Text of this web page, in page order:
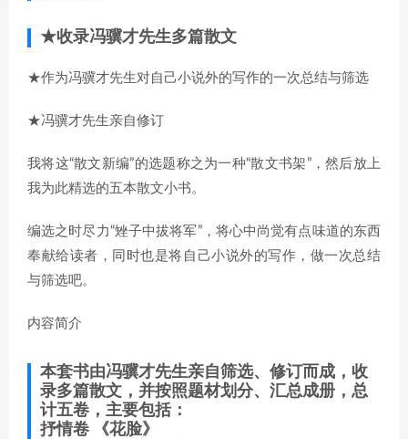
★收录冯骥才先生多篇散文
★作为冯骥才先生对自己小说外的写作的一次总结与筛选
★冯骥才先生亲自修订
我将这“散文新编”的选题称之为一种“散文书架”，然后放上
我为此精选的五本散文小书。
编选之时尽力“矬子中拔将军”，将心中尚觉有点味道的东西
奉献给读者，同时也是将自己小说外的写作，做一次总结
与筛选吧。
内容简介
本套书由冯骥才先生亲自筛选、修订而成，收
录多篇散文，并按照题材划分、汇总成册，总
计五卷，主要包括：
抒情卷 《花脸》